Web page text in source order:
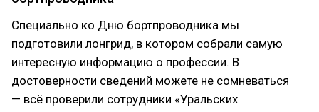
Специально ко Дню бортпроводника мы
подготовили лонгрид, в котором собрали самую
интересную информацию о профессии. В
достоверности сведений можете не сомневаться
— всё проверили сотрудники «Уральских